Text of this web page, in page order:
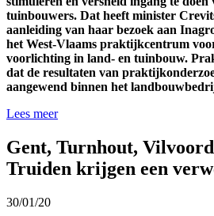
tuinbouwers. Dat heeft minister
aanleiding van haar bezoek aan
het West-Vlaams praktijkcentrum
voorlichting in land- en tuinbouw.
dat de resultaten van
aangewend binnen het
Lees meer
Gent, Turnhout,
Truiden krijgen een
30/01/20